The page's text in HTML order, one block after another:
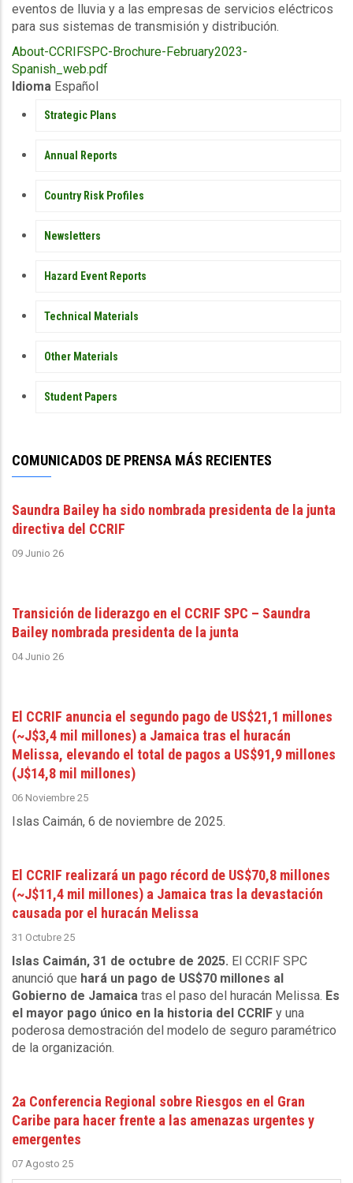
eventos de lluvia y a las empresas de servicios eléctricos
para sus sistemas de transmisión y distribución.
Upload
Publication
About-CCRIFSPC-Brochure-February2023-
Spanish_web.pdf
Idioma Español
PUBLICATIONS
Strategic Plans
Annual Reports
Country Risk Profiles
Newsletters
Hazard Event Reports
Technical Materials
Other Materials
Student Papers
COMUNICADOS DE PRENSA MÁS RECIENTES
Saundra Bailey ha sido nombrada presidenta de la junta
directiva del CCRIF
09 Junio 26
Transición de liderazgo en el CCRIF SPC – Saundra
Bailey nombrada presidenta de la junta
04 Junio 26
El CCRIF anuncia el segundo pago de US$21,1 millones
(~J$3,4 mil millones) a Jamaica tras el huracán
Melissa, elevando el total de pagos a US$91,9 millones
(J$14,8 mil millones)
06 Noviembre 25
Islas Caimán, 6 de noviembre de 2025.
El CCRIF realizará un pago récord de US$70,8 millones
(~J$11,4 mil millones) a Jamaica tras la devastación
causada por el huracán Melissa
31 Octubre 25
Islas Caimán, 31 de octubre de 2025. El CCRIF SPC
anunció que hará un pago de US$70 millones al
Gobierno de Jamaica tras el paso del huracán Melissa. Es
el mayor pago único en la historia del CCRIF y una
poderosa demostración del modelo de seguro paramétrico
de la organización.
2a Conferencia Regional sobre Riesgos en el Gran
Caribe para hacer frente a las amenazas urgentes y
emergentes
07 Agosto 25